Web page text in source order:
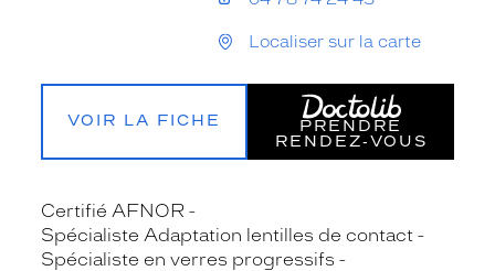
Localiser sur la carte
VOIR LA FICHE
PRENDRE
RENDEZ‑VOUS
Certifié AFNOR
Spécialiste Adaptation lentilles de contact
Spécialiste en verres progressifs